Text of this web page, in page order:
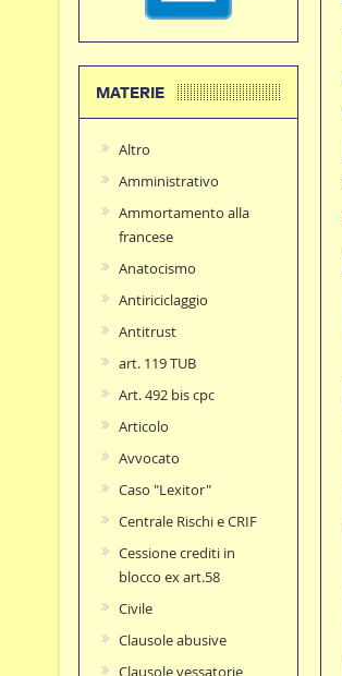
MATERIE
Altro
Amministrativo
Ammortamento alla
francese
Anatocismo
Antiriciclaggio
Antitrust
art. 119 TUB
Art. 492 bis cpc
Articolo
Avvocato
Caso "Lexitor"
Centrale Rischi e CRIF
Cessione crediti in
blocco ex art.58
Civile
Clausole abusive